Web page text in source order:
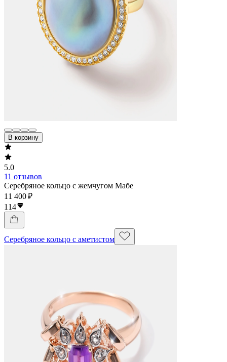
В корзину
5.0
11 отзывов
Серебряное кольцо с жемчугом Мабе
11 400 ₽
114
Серебряное кольцо с аметистом